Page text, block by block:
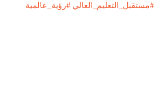
#مستقبل_التعليم_العالي #رؤية_عالمية